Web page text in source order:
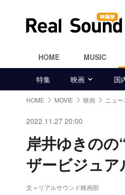
HOME MUSIC
特集 映画 国
HOME MOVIE 映画 ニュー
2022.11.27 20:00
岸井ゆきの
ザービジュア
文＝リアルサウンド映画部